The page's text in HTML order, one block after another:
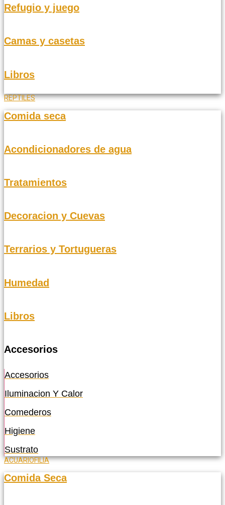
Refugio y juego
Camas y casetas
Libros
REPTILES
Comida seca
Acondicionadores de agua
Tratamientos
Decoracion y Cuevas
Terrarios y Tortugueras
Humedad
Libros
Accesorios
Accesorios
Iluminacion Y Calor
Comederos
Higiene
Sustrato
ACUARIOFILIA
Comida Seca